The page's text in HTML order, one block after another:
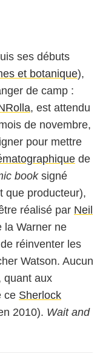
ses débuts
et botanique),
de camp :
, est attendu
de novembre,
pour mettre
de
booksigné
que producteur),
réalisé par Neil
la Warner ne
réinventer les
Watson. Aucun
quant aux
ce Sherlock
2010). Wait and